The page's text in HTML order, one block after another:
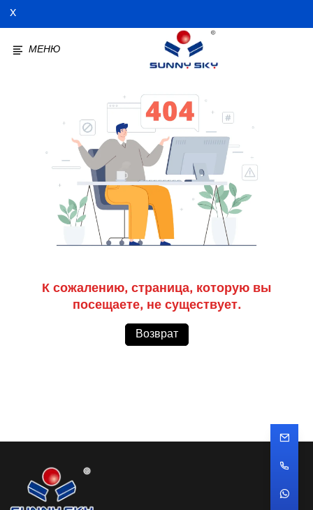
X
МЕНЮ
К сожалению, страница, которую вы
посещаете, не существует.
Возврат